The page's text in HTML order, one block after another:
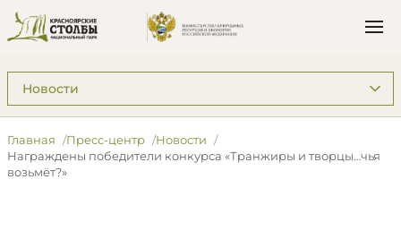
Подразделы: Пресс-центр
Главная Пресс-центр
Новости
​Награждены победители конкурса «Транжиры и творцы…чья
возьмёт?»